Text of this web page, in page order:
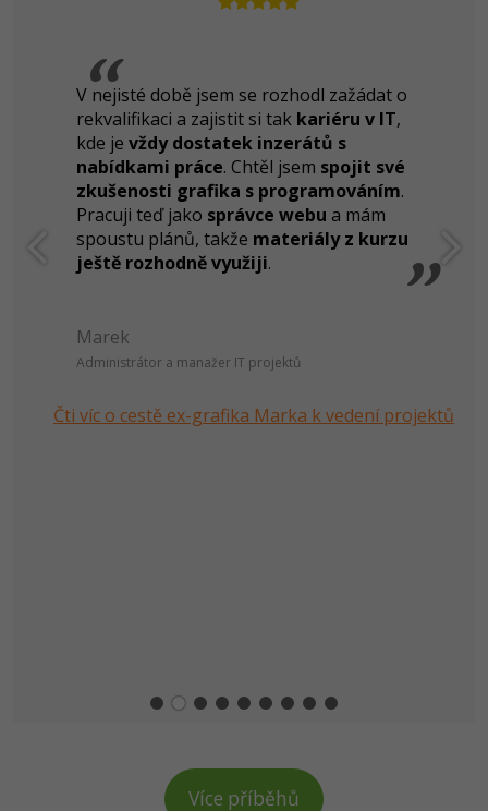
V nejisté době jsem se rozhodl zažádat o
rekvalifikaci a zajistit si tak kariéru v IT,
kde je vždy dostatek inzerátů s
nabídkami práce. Chtěl jsem spojit své
zkušenosti grafika s programováním.
Pracuji teď jako správce webu a mám
spoustu plánů, takže materiály z kurzu
ještě rozhodně využiji.
Marek
Administrátor a manažer IT projektů
Čti víc o cestě ex-grafika Marka k vedení projektů
Více příběhů